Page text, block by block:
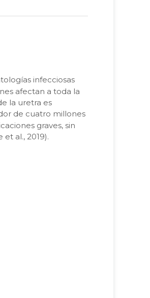
infecciosas
afectan a toda la
la uretra es
de cuatro millones
graves, sin
al., 2019).